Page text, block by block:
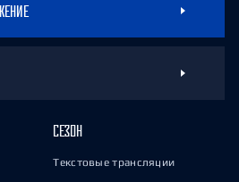
СЕЗОН
Текстовые трансляции